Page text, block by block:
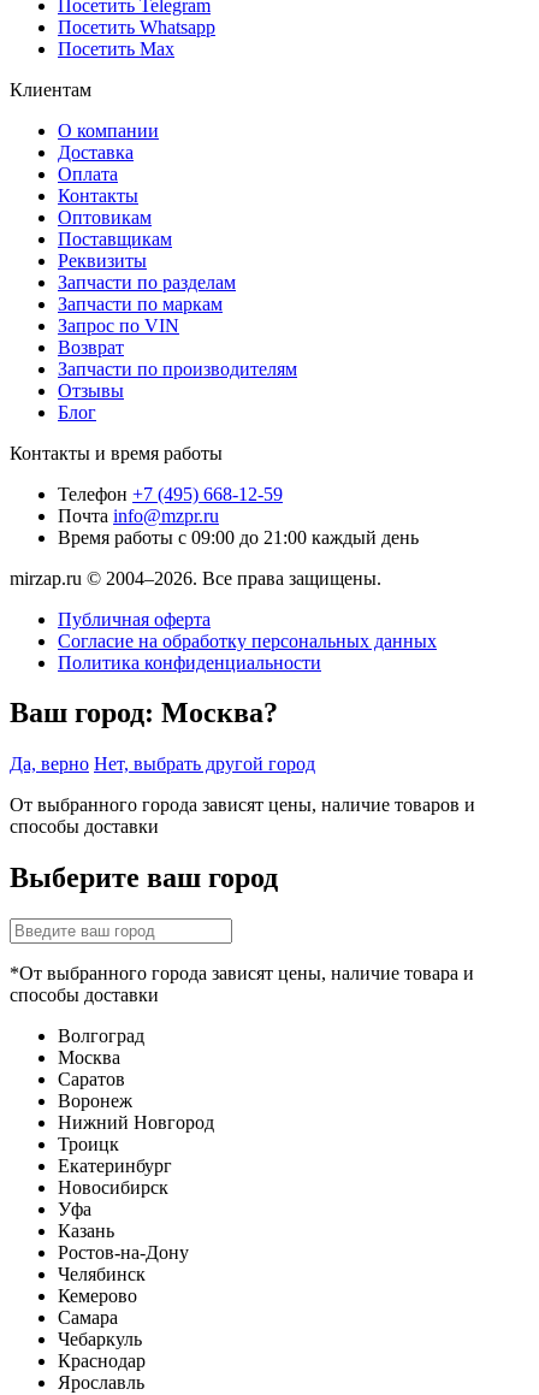
Посетить Telegram
Посетить Whatsapp
Посетить Max
Клиентам
О компании
Доставка
Оплата
Контакты
Оптовикам
Поставщикам
Реквизиты
Запчасти по разделам
Запчасти по маркам
Запрос по VIN
Возврат
Запчасти по производителям
Отзывы
Блог
Контакты и время работы
Телефон +7 (495) 668-12-59
Почта info@mzpr.ru
Время работы с 09:00 до 21:00 каждый день
mirzap.ru © 2004–2026. Все права защищены.
Публичная оферта
Согласие на обработку персональных данных
Политика конфиденциальности
Ваш город: Москва?
Да, верно Нет, выбрать другой город
От выбранного города зависят цены, наличие товаров и
способы доставки
Выберите ваш город
*От выбранного города зависят цены, наличие товара и
способы доставки
Волгоград
Москва
Саратов
Воронеж
Нижний Новгород
Троицк
Екатеринбург
Новосибирск
Уфа
Казань
Ростов-на-Дону
Челябинск
Кемерово
Самара
Чебаркуль
Краснодар
Ярославль